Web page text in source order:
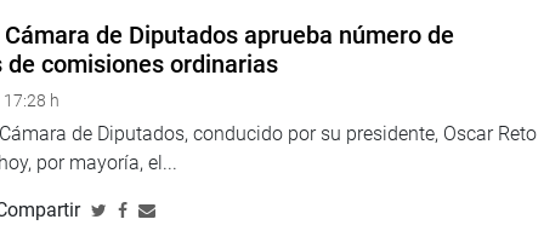
Especial (UPE), teniendo como mínimo una UPE en cada
suficiente para realizar dicha labor.
los informes finales del grupo de trabajo “Prevención
Rosangella Barbarán Reyes y del grupo de
en el Congreso de la República”, que coordina la
de Diputados aprueba número de
comisiones ordinarias
h
de Diputados, conducido por su presidente, Oscar Reto
por mayoría, el...